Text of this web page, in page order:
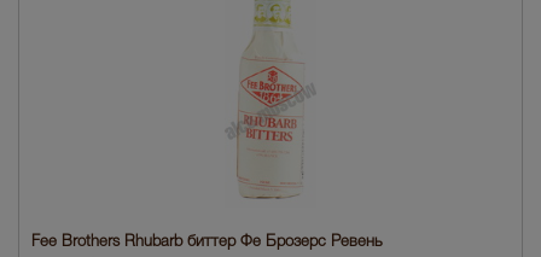
Fee Brothers Rhubarb биттер Фе Брозерс Ревень